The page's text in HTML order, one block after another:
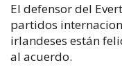
El defensor del
partidos
irlandeses están
al acuerdo.